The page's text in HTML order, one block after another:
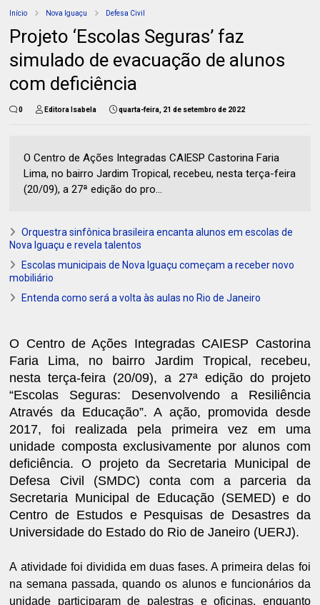
Início Nova Iguaçu Defesa Civil
Projeto ‘Escolas Seguras’ faz
simulado de evacuação de alunos
com deficiência
0 Editora Isabela quarta-feira, 21 de setembro de 2022
O Centro de Ações Integradas CAIESP Castorina Faria
Lima, no bairro Jardim Tropical, recebeu, nesta terça-feira
(20/09), a 27ª edição do pro...
Orquestra sinfônica brasileira encanta alunos em escolas de
Nova Iguaçu e revela talentos
Escolas municipais de Nova Iguaçu começam a receber novo
mobiliário
Entenda como será a volta às aulas no Rio de Janeiro
O Centro de Ações Integradas CAIESP Castorina
Faria Lima, no bairro Jardim Tropical, recebeu,
nesta terça-feira (20/09), a 27ª edição do projeto
“Escolas Seguras: Desenvolvendo a Resiliência
Através da Educação”. A ação, promovida desde
2017, foi realizada pela primeira vez em uma
unidade composta exclusivamente por alunos com
deficiência. O projeto da Secretaria Municipal de
Defesa Civil (SMDC) conta com a parceria da
Secretaria Municipal de Educação (SEMED) e do
Centro de Estudos e Pesquisas de Desastres da
Universidade do Estado do Rio de Janeiro (UERJ).
A atividade foi dividida em duas fases. A primeira delas foi
na semana passada, quando os alunos e funcionários da
unidade participaram de palestras e oficinas, enquanto